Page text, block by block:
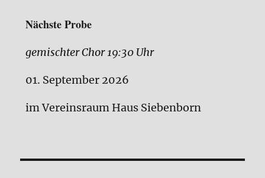
Nächste Probe
gemischter Chor 19:30 Uhr
01. September 2026
im Vereinsraum Haus Siebenborn